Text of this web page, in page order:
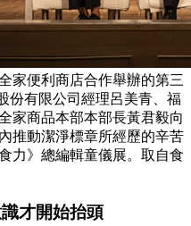
家便利商店合作舉辦的第三
份有限公司經理呂美青、福
家商品本部本部長黃君毅向
推動潔淨標章所經歷的辛苦
力》總編輯童儀展。取自食
才開始抬頭